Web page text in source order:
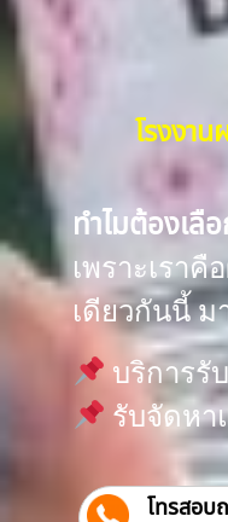
โรงงา
ทำไมต้องเลือ
เพราะเรา
เดียวกันนี้ ม
บริการรั
รับจัดหา
โทรสอบ